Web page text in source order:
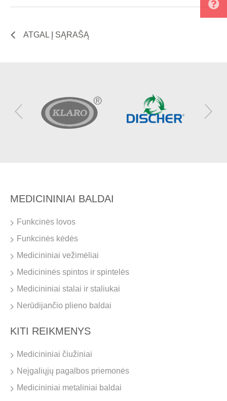
ATGAL Į SĄRAŠĄ
MEDICININIAI BALDAI
Funkcinės lovos
Funkcinės kėdės
Medicininiai vežimėliai
Medicininės spintos ir spintelės
Medicininiai stalai ir staliukai
Nerūdijančio plieno baldai
KITI REIKMENYS
Medicininiai čiužiniai
Neįgaliųjų pagalbos priemonės
Medicininiai metaliniai baldai